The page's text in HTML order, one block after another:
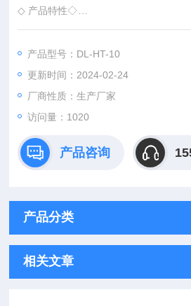
◇ 产品特性◇
1、国内采用工控嵌入式计算机平台系
便测试。
2、国内采用12.1英寸液晶大屏幕和触
台集成化软件，*告别电缆仪单片机时代
件和电缆资料管理软件.
产品型号：DL-HT-10
更新时间：2024-02-24
厂商性质：生产厂家
访问量：1020
产品咨询
产品分类
相关文章